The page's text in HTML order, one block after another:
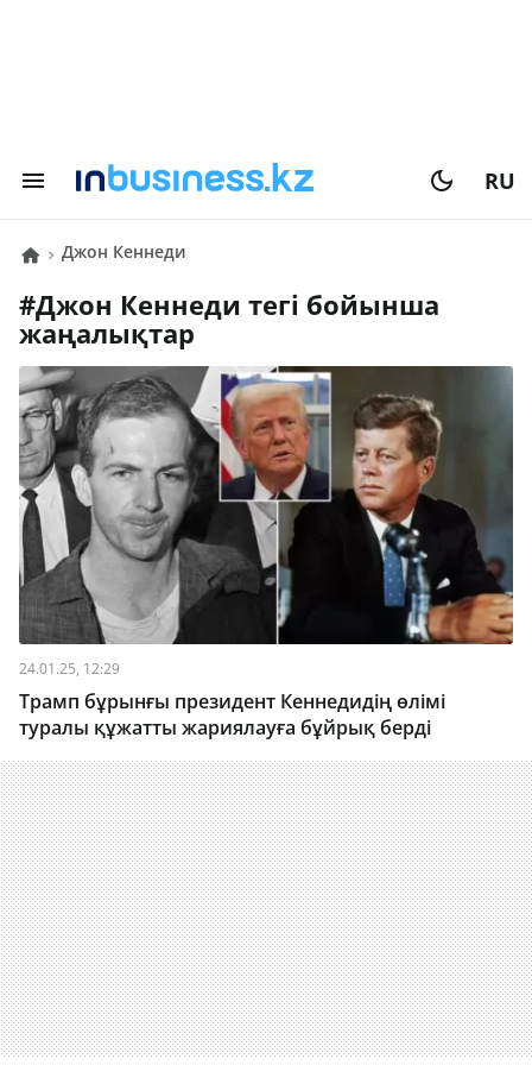
RU
Джон Кеннеди
# Джон Кеннеди тегі бойынша
жаңалықтар
24.01.25, 12:29
Трамп бұрынғы президент Кеннедидің өлімі
туралы құжатты жариялауға бұйрық берді